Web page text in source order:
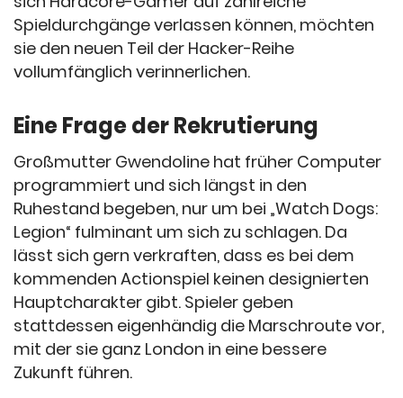
Spieldurchgänge verlassen können, möchten
sie den neuen Teil der Hacker-Reihe
vollumfänglich verinnerlichen.
Eine Frage der Rekrutierung
Großmutter Gwendoline hat früher Computer
programmiert und sich längst in den
Ruhestand begeben, nur um bei „Watch Dogs:
Legion“ fulminant um sich zu schlagen. Da
lässt sich gern verkraften, dass es bei dem
kommenden Actionspiel keinen designierten
Hauptcharakter gibt. Spieler geben
stattdessen eigenhändig die Marschroute vor,
mit der sie ganz London in eine bessere
Zukunft führen.